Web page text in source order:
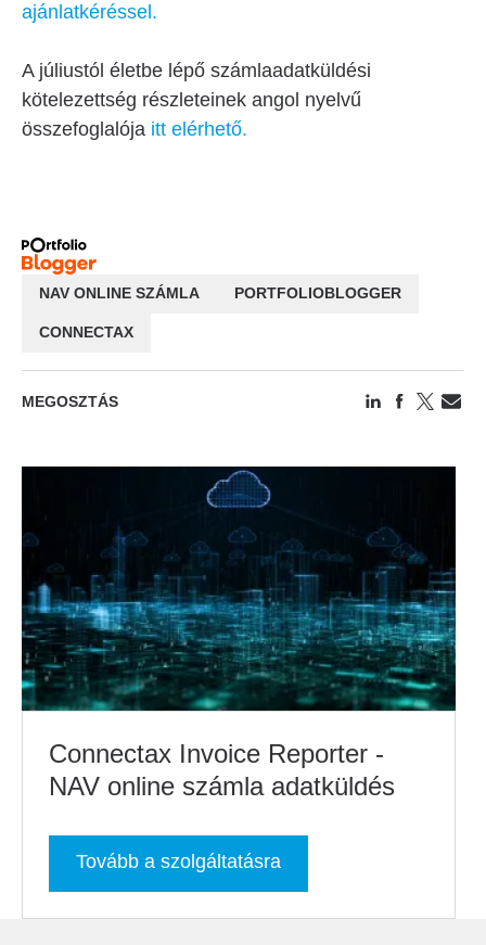
ajánlatkéréssel.
A júliustól életbe lépő számlaadatküldési
kötelezettség részleteinek angol nyelvű
összefoglalója itt elérhető.
NAV ONLINE SZÁMLA PORTFOLIOBLOGGER
CONNECTAX
MEGOSZTÁS
Connectax Invoice Reporter -
NAV online számla adatküldés
Tovább a szolgáltatásra